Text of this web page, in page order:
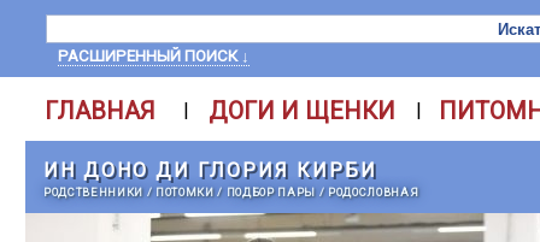
РАСШИРЕННЫЙ ПОИСК ↓
ГЛАВНАЯ | ДОГИ И ЩЕНКИ |
ИН ДОНО ДИ ГЛОРИЯ КИРБИ
РОДСТВЕННИКИ / ПОТОМКИ/ ПОДБОР ПАРЫ / РОДОСЛОВНАЯ